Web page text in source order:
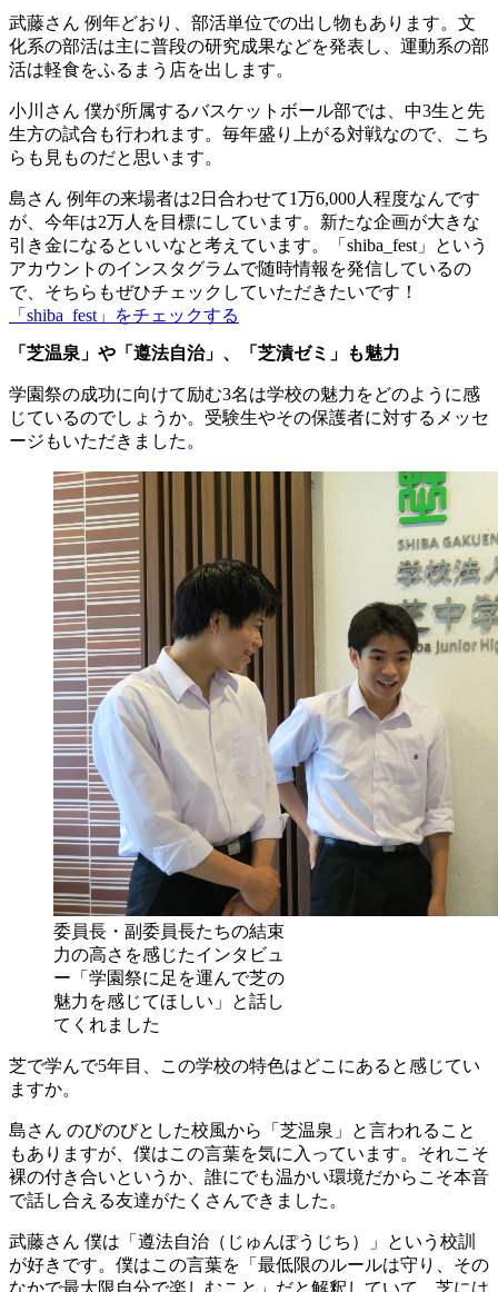
武藤さん 例年どおり、部活単位での出し物もあります。文
化系の部活は主に普段の研究成果などを発表し、運動系の部
活は軽食をふるまう店を出します。
小川さん 僕が所属するバスケットボール部では、中3生と先
生方の試合も行われます。毎年盛り上がる対戦なので、こち
らも見ものだと思います。
島さん 例年の来場者は2日合わせて1万6,000人程度なんです
が、今年は2万人を目標にしています。新たな企画が大きな
引き金になるといいなと考えています。「shiba_fest」という
アカウントのインスタグラムで随時情報を発信しているの
で、そちらもぜひチェックしていただきたいです！
「shiba_fest」をチェックする
「芝温泉」や「遵法自治」、「芝漬ゼミ」も魅力
学園祭の成功に向けて励む3名は学校の魅力をどのように感
じているのでしょうか。受験生やその保護者に対するメッセ
ージもいただきました。
委員長・副委員長たちの結束
力の高さを感じたインタビュ
ー「学園祭に足を運んで芝の
魅力を感じてほしい」と話し
てくれました
芝で学んで5年目、この学校の特色はどこにあると感じてい
ますか。
島さん のびのびとした校風から「芝温泉」と言われること
もありますが、僕はこの言葉を気に入っています。それこそ
裸の付き合いというか、誰にでも温かい環境だからこそ本音
で話し合える友達がたくさんできました。
武藤さん 僕は「遵法自治（じゅんぽうじち）」という校訓
が好きです。僕はこの言葉を「最低限のルールは守り、その